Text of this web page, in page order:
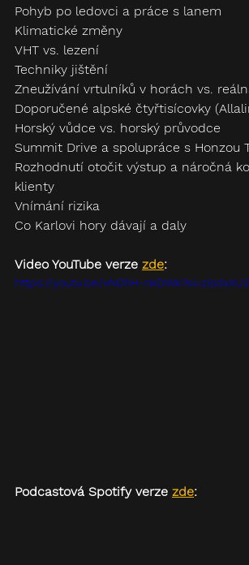
Pohyb po ledovci a práce s lanem
Klimatické změny
VHT vs. lezení
Techniky jištění
Zneužívání vrtulníků v horách vs.
Doporučené alpské čtyřtisícovky
Horský vůdce vs. horský průvodce
Summit Drive a spolupráce s Honzou
Rozhodnutí otočit výstup a náročná
klienty
Vnímání rizika
Co Karlovi hory dávají a daly
Video YouTube verze zde:
https://youtu.be/vN0hH-
Podcastová Spotify verze zde: